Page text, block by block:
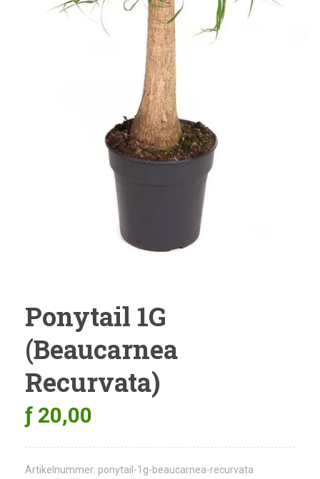
Ponytail 1G
(Beaucarnea
Recurvata)
ƒ 20,00
Artikelnummer: ponytail-1g-beaucarnea-recurvata